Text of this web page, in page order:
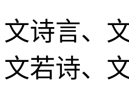
文诗言、
文若诗、